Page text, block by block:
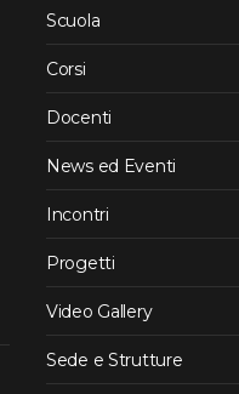
Scuola
Corsi
Docenti
News ed Eventi
Incontri
Progetti
Video Gallery
Sede e Strutture